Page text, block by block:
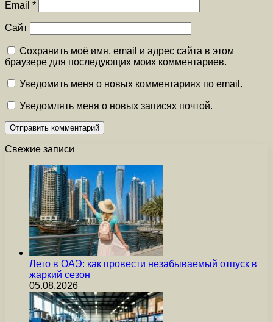
Email *
Сайт
Сохранить моё имя, email и адрес сайта в этом
браузере для последующих моих комментариев.
Уведомить меня о новых комментариях по email.
Уведомлять меня о новых записях почтой.
Свежие записи
Лето в ОАЭ: как провести незабываемый отпуск в
жаркий сезон
05.08.2026